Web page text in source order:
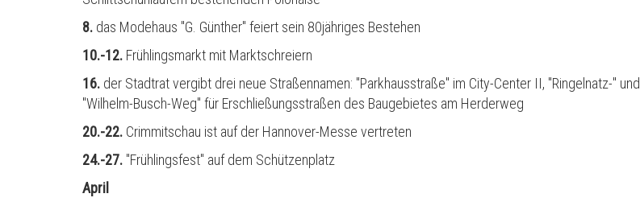
8. das Modehaus "G. Günther" feiert sein 80jähriges Bestehen
10.-12. Frühlingsmarkt mit Marktschreiern
16. der Stadtrat vergibt drei neue Straßennamen: "Parkhausstraße" im City-Center II, "Ringelnatz-" und
"Wilhelm-Busch-Weg" für Erschließungsstraßen des Baugebietes am Herderweg
20.-22. Crimmitschau ist auf der Hannover-Messe vertreten
24.-27. "Frühlingsfest" auf dem Schützenplatz
April